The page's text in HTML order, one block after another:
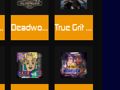
Deadwood R.I.P True Grit Redemption